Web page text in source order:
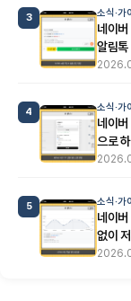
3 소식·가
네이
알림톡
4 소식·가
네이
으로
5 소식·가
네이
없이